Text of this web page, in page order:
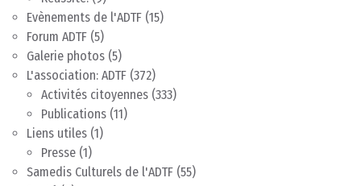
Evènements de l'ADTF (15)
Forum ADTF (5)
Galerie photos (5)
L'association: ADTF (372)
Activités citoyennes (333)
Publications (11)
Liens utiles (1)
Presse (1)
Samedis Culturels de l'ADTF (55)